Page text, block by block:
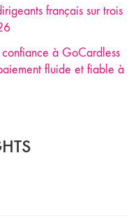
français sur trois
à GoCardless
fluide et fiable à